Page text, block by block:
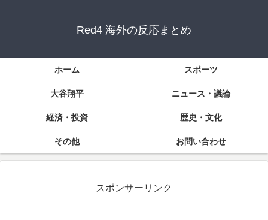
Red4 海外の反応まとめ
ホーム スポーツ
大谷翔平 ニュース・議論
経済・投資 歴史・文化
その他 お問い合わせ
スポンサーリンク